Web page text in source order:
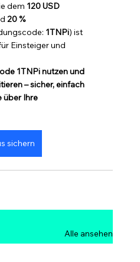
dem 120 USD
20 %
1TNPi) ist
Einsteiger und
1TNPi nutzen und
– sicher, einfach
über Ihre
sichern
Alle ansehen